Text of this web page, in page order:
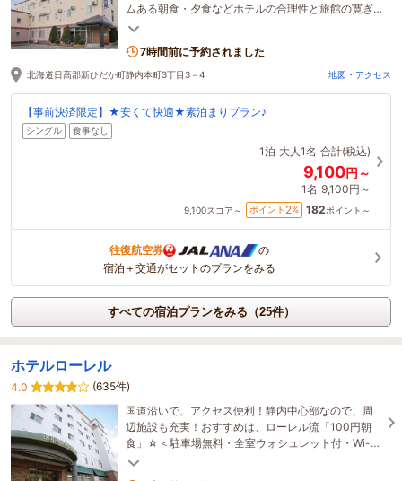
ムある朝食・夕食などホテルの合理性と旅館の寛ぎ
を兼ね備えたオールマイティに泊まれるホテル。
7時間前に予約されました
北海道日高郡新ひだか町静内本町3丁目3－4 地図・アクセス
【事前決済限定】★安くて快適★素泊まりプラン♪
シングル 食事なし
1泊 大人1名 合計(税込)
9,100円～
1名 9,100円～
9,100スコア～ ポイント 2% 182ポイント～
往復航空券
の
宿泊＋交通がセットのプランをみる
すべての宿泊プランをみる（25件）
ホテルローレル
4.0
(635件)
国道沿いで、アクセス便利！静内中心部なので、周
辺施設も充実！おすすめは、ローレル流「100円朝
食」☆＜駐車場無料・全室ウォシュレット付・Wi-fi
完備＞ ※大浴場の営業は終了しております。